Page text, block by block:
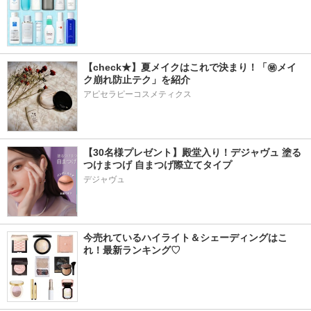
【check★】夏メイクはこれで決まり！「㊙メイ
ク崩れ防止テク」を紹介
アピセラピーコスメティクス
【30名様プレゼント】殿堂入り！デジャヴュ 塗る
つけまつげ 自まつげ際立てタイプ
デジャヴュ
今売れているハイライト＆シェーディングはこ
れ！最新ランキング♡